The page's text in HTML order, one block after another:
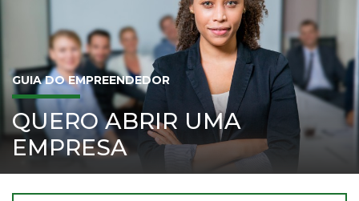
GUIA DO EMPREENDEDOR
QUERO ABRIR UMA
EMPRESA